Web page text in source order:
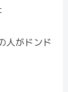
人がドンド